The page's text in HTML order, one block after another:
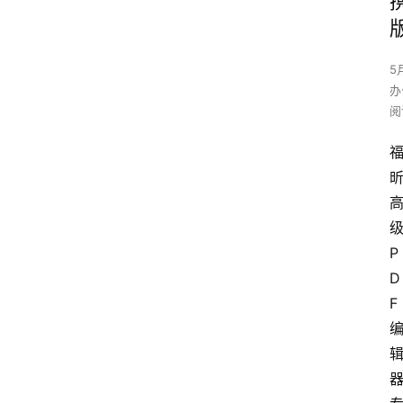
5
福
昕
高
级
P
D
F
编
辑
器